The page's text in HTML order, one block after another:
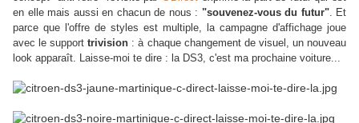
en elle mais aussi en chacun de nous : "souvenez-vous du futur". Et
parce que l'offre de styles est multiple, la campagne d'affichage joue
avec le supporttrivision : à chaque changement de visuel, un nouveau
look apparaît. Laisse-moi te dire : la DS3, c'est ma prochaine voiture...